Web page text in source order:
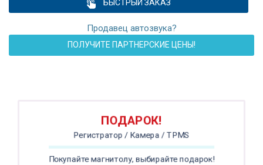
БЫСТРЫЙ ЗАКАЗ
Продавец автозвука?
ПОЛУЧИТЕ ПАРТНЕРСКИЕ ЦЕНЫ!
ПОДАРОК!
Регистратор / Камера / TPMS
Покупайте магнитолу, выбирайте подарок!